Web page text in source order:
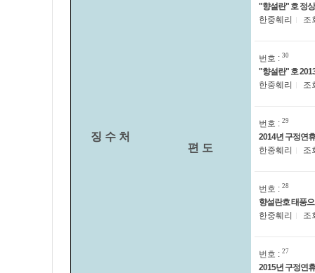
징 수 처
편 도
"향설란" 호 정
한중훼리
조
번호 : 30
"향설란" 호
한중훼리
조
번호 : 29
2014년 구정연
한중훼리
조
번호 : 28
향설란호 태풍
한중훼리
조
번호 : 27
2015년 구정연